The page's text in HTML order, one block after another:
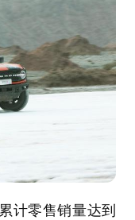
计零售销量达到